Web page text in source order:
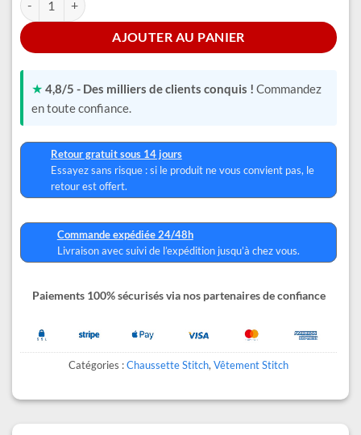
AJOUTER AU PANIER
★ 4,8/5 - Des milliers de clients conquis ! Commandez
en toute confiance.
Retour gratuit sous 14 jours
Essayez sans risque : si le produit ne vous convient pas, le
retour est offert.
Commande expédiée 24/48h
Livraison avec suivi de l’expédition jusqu’à chez vous.
Paiements 100% sécurisés via nos partenaires de confiance
Catégories :Chaussette Stitch, Vêtement Stitch